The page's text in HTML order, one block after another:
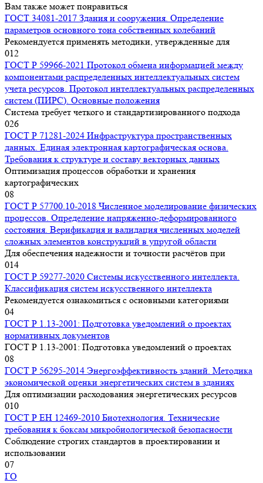
Вам также может понравиться
ГОСТ 34081-2017 Здания и сооружения. Определение
параметров основного тона собственных колебаний
Рекомендуется применять методики, утвержденные для
012
ГОСТ Р 59966-2021 Протокол обмена информацией между
компонентами распределенных интеллектуальных систем
учета ресурсов. Протокол интеллектуальных распределенных
систем (ПИРС). Основные положения
Система требует четкого и стандартизированного подхода
026
ГОСТ Р 71281-2024 Инфраструктура пространственных
данных. Единая электронная картографическая основа.
Требования к структуре и составу векторных данных
Оптимизация процессов обработки и хранения
картографических
08
ГОСТ Р 57700.10-2018 Численное моделирование физических
процессов. Определение напряженно-деформированного
состояния. Верификация и валидация численных моделей
сложных элементов конструкций в упругой области
Для обеспечения надежности и точности расчётов при
014
ГОСТ Р 59277-2020 Системы искусственного интеллекта.
Классификация систем искусственного интеллекта
Рекомендуется ознакомиться с основными категориями
04
ГОСТ Р 1.13-2001: Подготовка уведомлений о проектах
нормативных документов
ГОСТ Р 1.13-2001: Подготовка уведомлений о проектах
08
ГОСТ Р 56295-2014 Энергоэффективность зданий. Методика
экономической оценки энергетических систем в зданиях
Для оптимизации расходования энергетических ресурсов
010
ГОСТ Р ЕН 12469-2010 Биотехнология. Технические
требования к боксам микробиологической безопасности
Соблюдение строгих стандартов в проектировании и
использовании
07
ГО